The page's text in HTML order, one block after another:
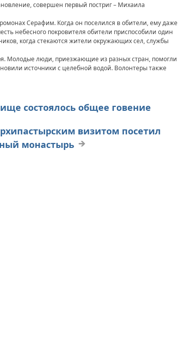
совершен первый постриг – Михаила
Серафим. Когда он поселился в обители, ему даже
небесного покровителя обители приспособили один
когда стекаются жители окружающих сел, службы
Молодые люди, приезжающие из разных стран, помогли
источники с целебной водой. Волонтеры также
состоялось общее говение
визитом посетил
монастырь